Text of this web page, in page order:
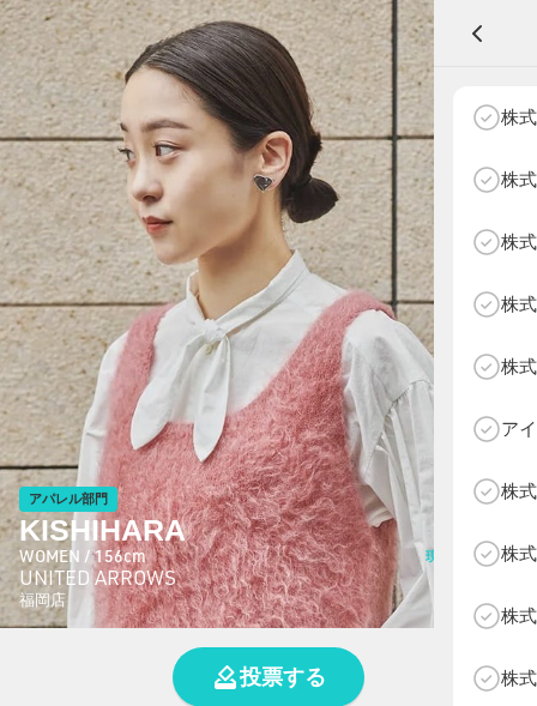
アパレル部門 物販部門 NEXT AGE
HOME
NEWS
ABOUT SOTY
投票方法
Follow Us
A
株
株
株
株
株
ア
株
株
株
株
アパレル部門
KISHIHARA
WOMEN / 156cm
UNITED ARROWS
福岡店
現在の総投票数
46
投票する